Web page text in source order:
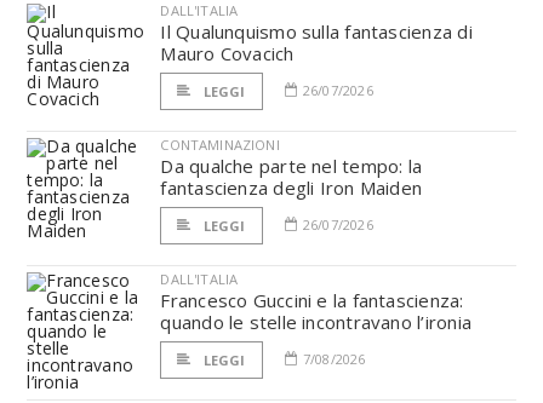
DALL'ITALIA
Il Qualunquismo sulla fantascienza di
Mauro Covacich
LEGGI 26/07/2026
CONTAMINAZIONI
Da qualche parte nel tempo: la
fantascienza degli Iron Maiden
LEGGI 26/07/2026
DALL'ITALIA
Francesco Guccini e la fantascienza:
quando le stelle incontravano l’ironia
LEGGI 7/08/2026